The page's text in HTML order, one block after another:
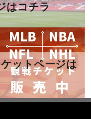
はコチラ
ットページは